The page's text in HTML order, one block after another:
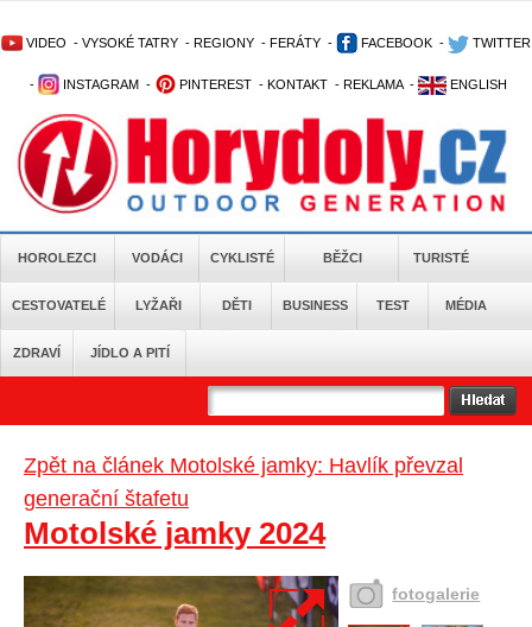
VIDEO - VYSOKÉ TATRY - REGIONY - FERÁTY - FACEBOOK - TWITTER
- INSTAGRAM - PINTEREST - KONTAKT - REKLAMA - ENGLISH
HOROLEZCI VODÁCI CYKLISTÉ BĚŽCI TURISTÉ
CESTOVATELÉ LYŽAŘI DĚTI BUSINESS TEST MÉDIA
ZDRAVÍ JÍDLO A PITÍ
Zpět na článek Motolské jamky: Havlík převzal
generační štafetu
Motolské jamky 2024
fotogalerie